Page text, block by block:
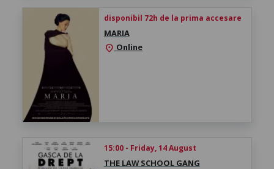
disponibil 72h de la prima accesare
MARIA
location_on Online
15:00 - Friday, 14 August
THE LAW SCHOOL GANG